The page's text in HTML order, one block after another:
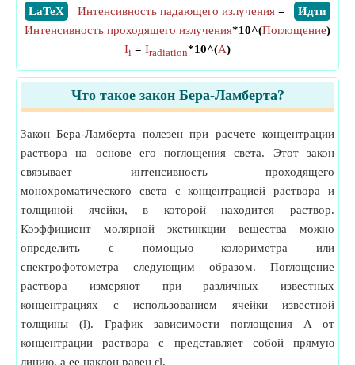
​LaTeX ​Идти
Интенсивность падающего излучения=
Интенсивность проходящего излучения*10^(Поглощение)
Ii = Iradiation*10^(A)
Что такое закон Бера-Ламберта?
Закон Бера-Ламберта полезен при расчете концентрации
раствора на основе его поглощения света. Этот закон
связывает интенсивность проходящего
монохроматического света с концентрацией раствора и
толщиной ячейки, в которой находится раствор.
Коэффициент молярной экстинкции вещества можно
определить с помощью колориметра или
спектрофотометра следующим образом. Поглощение
раствора измеряют при различных известных
концентрациях с использованием ячейки известной
толщины (l). График зависимости поглощения A от
концентрации раствора c представляет собой прямую
линию, а ее наклон равен εl.